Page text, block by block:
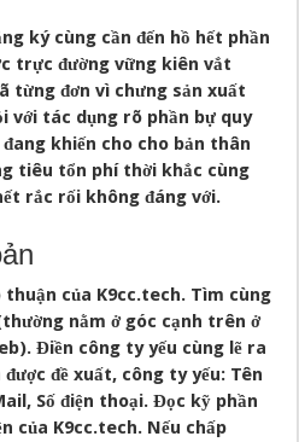
ký cùng cần đến hồ hết phần
trực đường vững kiên vắt
từng đơn vì chưng sản xuất
với tác dụng rõ phần bự quy
khiến cho cho bản thân
tiêu tổn phí thời khắc cùng
rắc rối không đáng với.
thuận của K9cc.tech. Tìm cùng
nằm ở góc cạnh trên ở
Điền công ty yếu cùng lẽ ra
đề xuất, công ty yếu: Tên
Số điện thoại. Đọc kỹ phần
của K9cc.tech. Nếu chấp